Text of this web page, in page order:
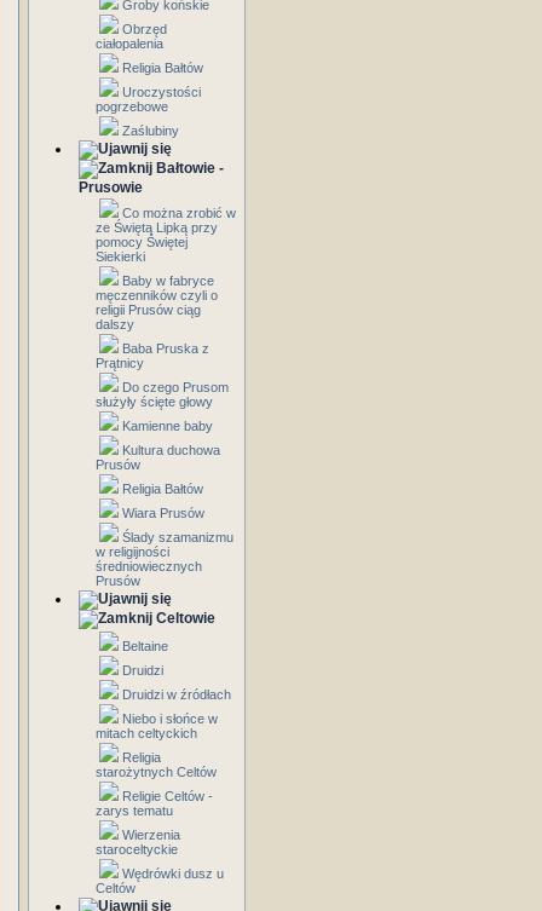
Groby końskie
Obrzęd
ciałopalenia
Religia Bałtów
Uroczystości
pogrzebowe
Zaślubiny
Bałtowie -
Prusowie
Co można zrobić w
ze Świętą Lipką przy
pomocy Świętej
Siekierki
Baby w fabryce
męczenników czyli o
religii Prusów ciąg
dalszy
Baba Pruska z
Prątnicy
Do czego Prusom
służyły ścięte głowy
Kamienne baby
Kultura duchowa
Prusów
Religia Bałtów
Wiara Prusów
Ślady szamanizmu
w religijności
średniowiecznych
Prusów
Celtowie
Beltaine
Druidzi
Druidzi w źródłach
Niebo i słońce w
mitach celtyckich
Religia
starożytnych Celtów
Religie Celtów -
zarys tematu
Wierzenia
staroceltyckie
Wędrówki dusz u
Celtów